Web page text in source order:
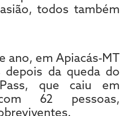
todos também
ano, em Apiacás-MT
depois da queda do
que caiu em
62 pessoas,